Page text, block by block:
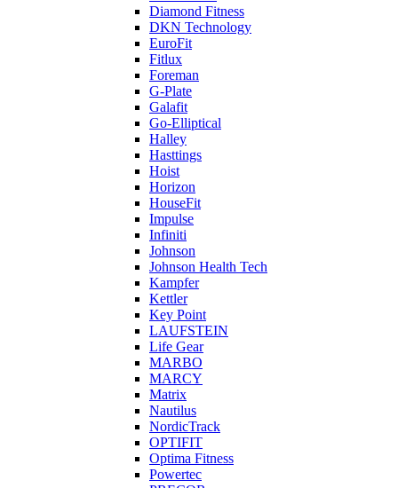
Diamond Fitness
DKN Technology
EuroFit
Fitlux
Foreman
G-Plate
Galafit
Go-Elliptical
Halley
Hasttings
Hoist
Horizon
HouseFit
Impulse
Infiniti
Johnson
Johnson Health Tech
Kampfer
Kettler
Key Point
LAUFSTEIN
Life Gear
MARBO
MARCY
Matrix
Nautilus
NordicTrack
OPTIFIT
Optima Fitness
Powertec